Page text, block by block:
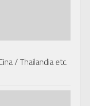
/ Thailandia etc.